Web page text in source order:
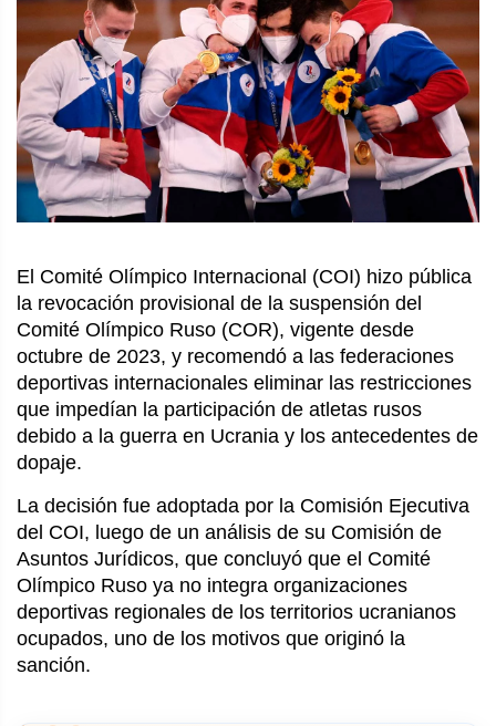
El Comité Olímpico Internacional (COI) hizo pública
la revocación provisional de la suspensión del
Comité Olímpico Ruso (COR), vigente desde
octubre de 2023, y recomendó a las federaciones
deportivas internacionales eliminar las restricciones
que impedían la participación de atletas rusos
debido a la guerra en Ucrania y los antecedentes de
dopaje.
La decisión fue adoptada por la Comisión Ejecutiva
del COI, luego de un análisis de su Comisión de
Asuntos Jurídicos, que concluyó que el Comité
Olímpico Ruso ya no integra organizaciones
deportivas regionales de los territorios ucranianos
ocupados, uno de los motivos que originó la
sanción.